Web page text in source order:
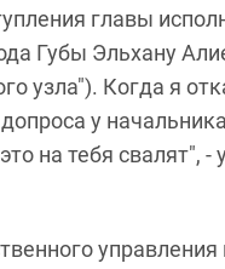
главы
Губы Эльхану
узла"). Когда я
у
на тебя свалят",